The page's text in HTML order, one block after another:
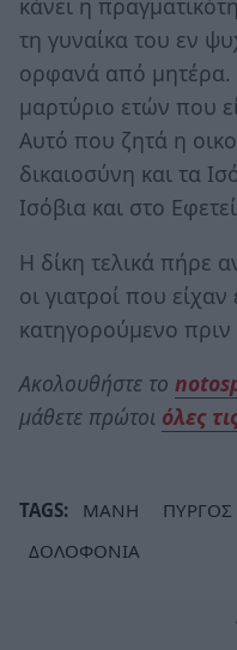
κάνει η
τη γυναίκα του εν
ορφανά από
μαρτύριο ετών που
Αυτό που ζητά η
δικαιοσύνη και τα
Ισόβια και στο
Η δίκη τελικά πήρε
οι γιατροί που είχαν
κατηγορούμενο πριν
Ακολουθήστε το
μάθετε πρώτοι όλες
TAGS: ΜΑΝΗ ΠΥΡΓΟΣ
ΔΟΛΟΦΟΝΙΑ